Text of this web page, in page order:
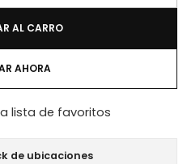
AL CARRO
AHORA
lista de favoritos
de ubicaciones